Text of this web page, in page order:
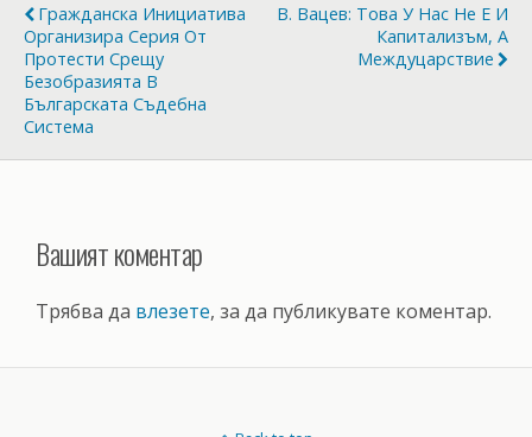
Гражданска Инициатива
Организира Серия От
Протести Срещу
Безобразията В
Българската Съдебна
Система
В. Вацев: Това У Нас Не Е И
Капитализъм, А
Междуцарствие
Вашият коментар
Трябва да влезете, за да публикувате коментар.